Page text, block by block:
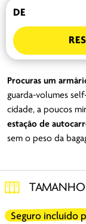
DE
Procuras um
guarda-volumes
cidade, a poucos
estação de
sem o peso da
Seguro incluído